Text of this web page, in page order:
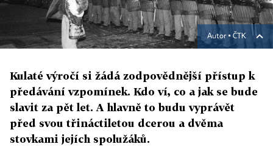
Autor ▪ ČTK
Kulaté výročí si žádá zodpovědnější přístup k
předávání vzpomínek. Kdo ví, co a jak se bude
slavit za pět let. A hlavně to budu vyprávět
před svou třináctiletou dcerou a dvěma
stovkami jejích spolužáků.